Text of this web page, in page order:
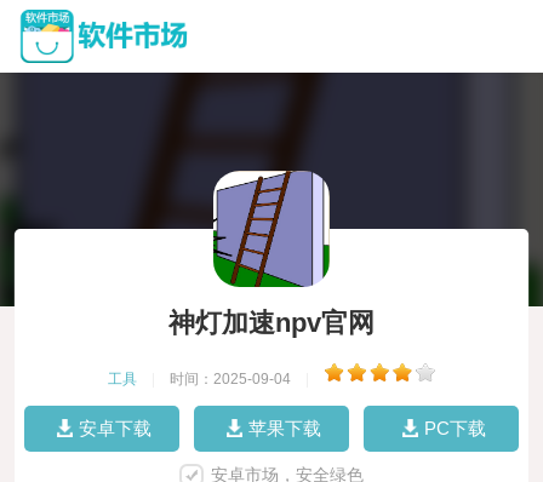
神灯加速npv官网
工具 时间：2025-09-04
安卓下载 苹果下载 PC下载
安卓市场，安全绿色